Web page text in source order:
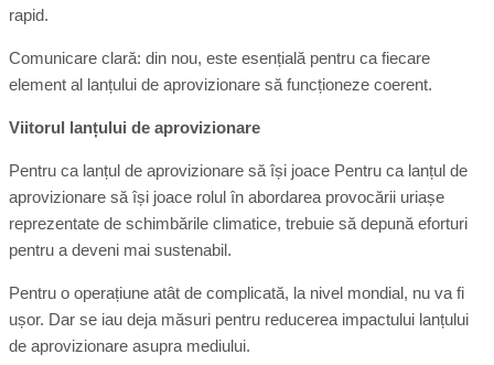
rapid.
Comunicare clară: din nou, este esențială pentru ca fiecare
element al lanțului de aprovizionare să funcționeze coerent.
Viitorul lanțului de aprovizionare
Pentru ca lanțul de aprovizionare să își joace Pentru ca lanțul de
aprovizionare să își joace rolul în abordarea provocării uriașe
reprezentate de schimbările climatice, trebuie să depună eforturi
pentru a deveni mai sustenabil.
Pentru o operațiune atât de complicată, la nivel mondial, nu va fi
ușor. Dar se iau deja măsuri pentru reducerea impactului lanțului
de aprovizionare asupra mediului.